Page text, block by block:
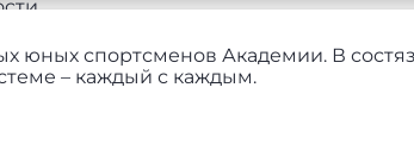
юных спортсменов Академии. В
– каждый с каждым.